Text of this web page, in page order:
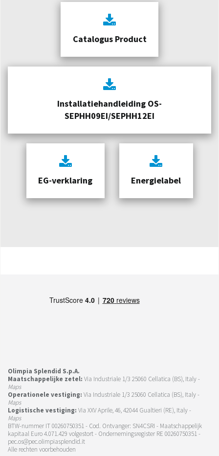
Catalogus Product
Installatiehandleiding OS-
SEPHH09EI/SEPHH12EI
EG-verklaring Energielabel
Olimpia Splendid S.p.A.
Maatschappelijke zetel: Via Industriale 1/3 25060 Cellatica (BS), Italy -
Maps
Operationele vestiging: Via Industriale 1/3 25060 Cellatica (BS), Italy -
Maps
Logistische vestiging: Via XXV Aprile, 46, 42044 Gualtieri (RE), Italy -
Maps
BTW-nummer IT 00260750351 - Cod. Ontvanger: SN4CSRI - Maatschappelijk
kapitaal Euro 4.071.429 volgestort - Ondernemingsregister RE 00260750351 -
pec.os@pec.olimpiasplendid.it
Alle rechten voorbehouden